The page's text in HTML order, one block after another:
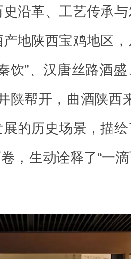
沿革、工艺传承与
地陕西宝鸡地区
饮”、汉唐丝路酒
陕帮开，曲酒陕西
的历史场景，描
，生动诠释了“一